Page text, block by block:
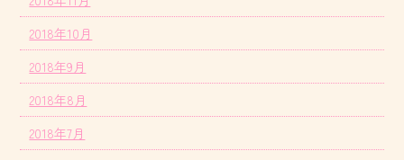
2018年10月
2018年9月
2018年8月
2018年7月